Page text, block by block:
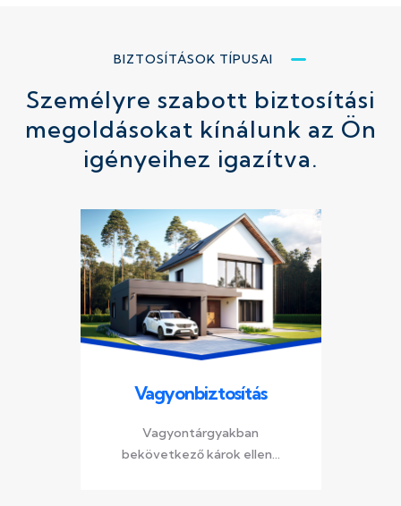
BIZTOSÍTÁSOK TÍPUSAI
Személyre szabott biztosítási
megoldásokat kínálunk az Ön
igényeihez igazítva.
Vagyonbiztosítás
Vagyontárgyakban
bekövetkező károk ellen...